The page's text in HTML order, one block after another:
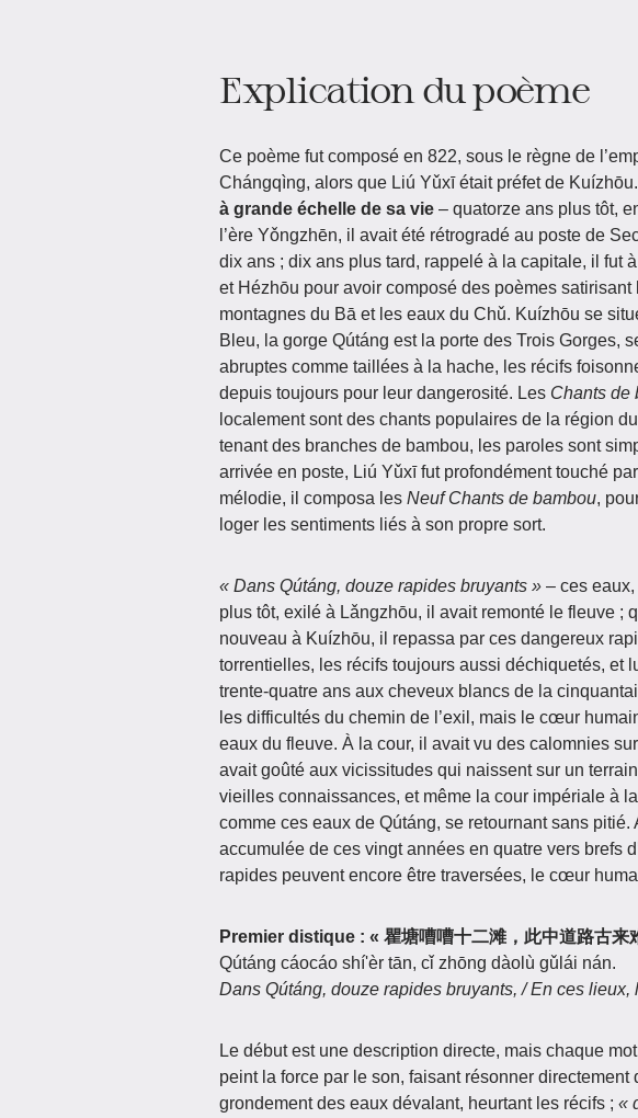
Explication du poème
Ce poème fut composé en 822, sous le règne de
Chángqìng, alors que Liú Yǔxī était préfet de
à grande échelle de sa vie – quatorze ans plus tôt,
l’ère Yǒngzhēn, il avait été rétrogradé au poste de
dix ans ; dix ans plus tard, rappelé à la capitale, il fut
et Hézhōu pour avoir composé des poèmes
montagnes du Bā et les eaux du Chǔ. Kuízhōu se
Bleu, la gorge Qútáng est la porte des Trois Gorges,
abruptes comme taillées à la hache, les récifs
depuis toujours pour leur dangerosité. Les Chants de
localement sont des chants populaires de la région
tenant des branches de bambou, les paroles sont
arrivée en poste, Liú Yǔxī fut profondément touché
mélodie, il composa les Neuf Chants de bambou,
loger les sentiments liés à son propre sort.
« Dans Qútáng, douze rapides bruyants » – ces
plus tôt, exilé à Lǎngzhōu, il avait remonté le fleuve ;
nouveau à Kuízhōu, il repassa par ces dangereux
torrentielles, les récifs toujours aussi déchiquetés, et
trente-quatre ans aux cheveux blancs de la
les difficultés du chemin de l’exil, mais le cœur
eaux du fleuve. À la cour, il avait vu des calomnies
avait goûté aux vicissitudes qui naissent sur un
vieilles connaissances, et même la cour impériale à
comme ces eaux de Qútáng, se retournant sans
accumulée de ces vingt années en quatre vers brefs
rapides peuvent encore être traversées, le cœur
Premier distique : « 瞿塘嘈嘈十二滩，此中道路古来
Qútáng cáocáo shí'èr tān, cǐ zhōng dàolù gǔlái nán.
Dans Qútáng, douze rapides bruyants, / En ces lieux,
Le début est une description directe, mais chaque
peint la force par le son, faisant résonner directement
grondement des eaux dévalant, heurtant les récifs ; «